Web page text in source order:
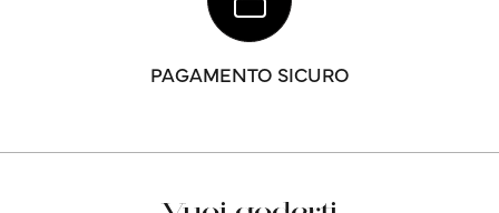
PAGAMENTO SICURO